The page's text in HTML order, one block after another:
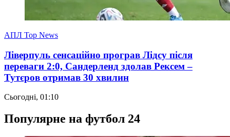
АПЛ Top News
Ліверпуль сенсаційно програв Лідсу після
переваги 2:0, Сандерленд здолав Рексем –
Тутєров отримав 30 хвилин
Сьогодні, 01:10
Популярне на футбол 24